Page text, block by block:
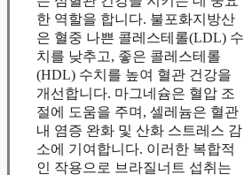
한 역할을 합니다. 불포화지방산
은 혈중 나쁜 콜레스테롤(LDL) 수
치를 낮추고, 좋은 콜레스테롤
(HDL) 수치를 높여 혈관 건강을
개선합니다. 마그네슘은 혈압 조
절에 도움을 주며, 셀레늄은 혈관
내 염증 완화 및 산화 스트레스 감
소에 기여합니다. 이러한 복합적
인 작용으로 브라질너트 섭취는